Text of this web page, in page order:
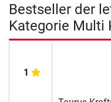
Bestseller der
Kategorie Multi
1